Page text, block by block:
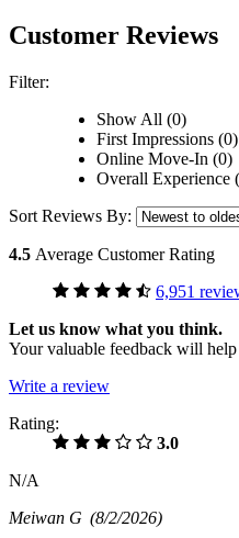
Customer Reviews
Filter:
Show All (0)
First Impressions (0)
Online Move-In (0)
Overall Experience
Sort Reviews By:
4.5 Average Customer Rating
6,951
Let us know what you think.
Your valuable feedback will help
Write a review
Rating:
3.0
N/A
Meiwan G (8/2/2026)